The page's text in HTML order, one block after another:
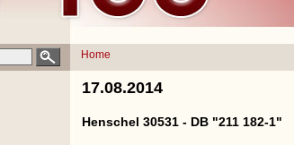
Home
17.08.2014
Henschel 30531 - DB "211 182-1"